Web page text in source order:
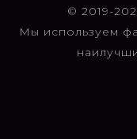
© 2019-
Мы используем